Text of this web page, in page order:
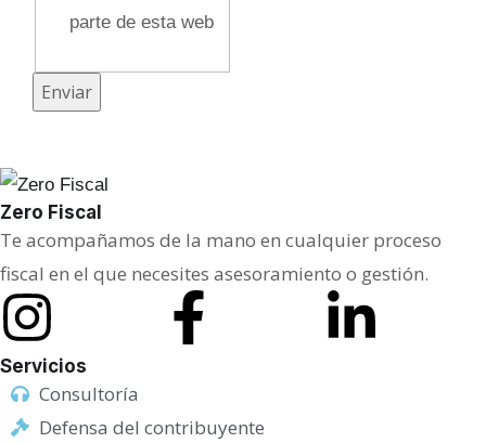
s
a
e
/
parte de esta web
Enviar
Zero Fiscal
Te acompañamos de la mano en cualquier proceso
fiscal en el que necesites asesoramiento o gestión.
Servicios
Consultoría
Defensa del contribuyente